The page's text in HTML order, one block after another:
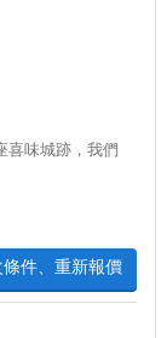
喜味城跡，我們
條件、重新報價